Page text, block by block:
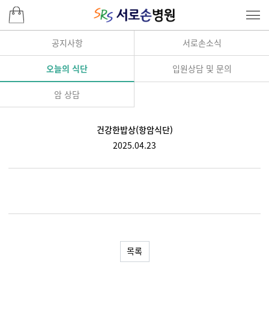
공지사항 서로손소식
오늘의 식단 입원상담 및 문의
암 상담
건강한밥상(항암식단)
2025.04.23
목록